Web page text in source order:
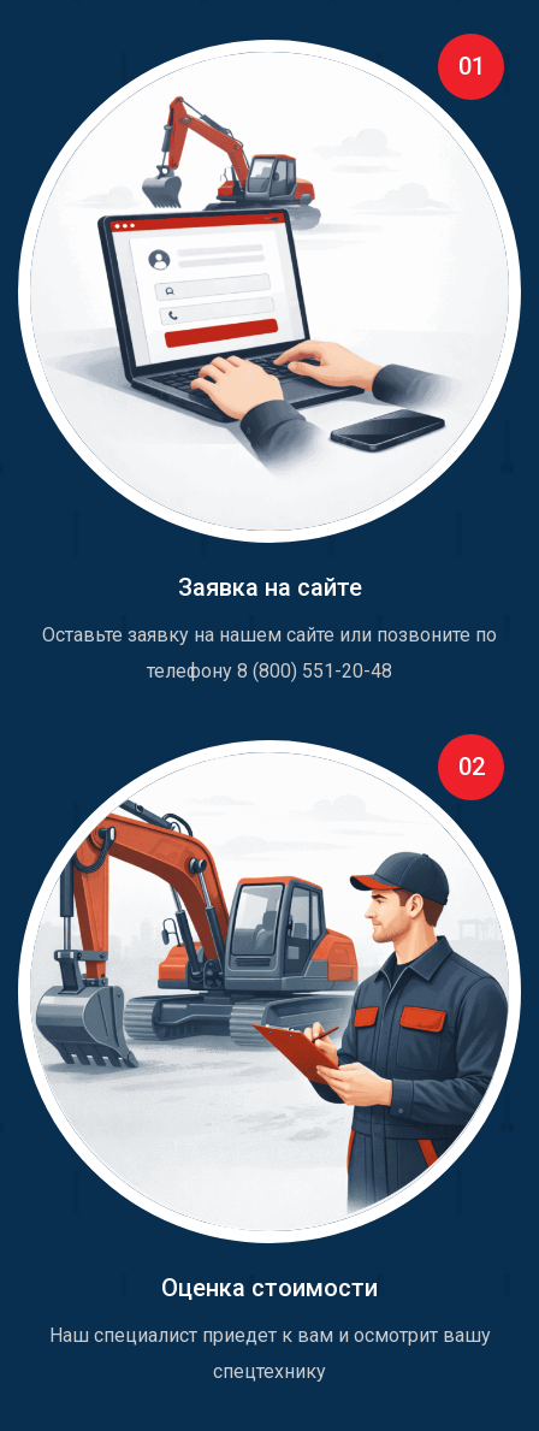
01
Заявка на сайте
Оставьте заявку на нашем сайте или позвоните по
телефону 8 (800) 551-20-48
02
Оценка стоимости
Наш специалист приедет к вам и осмотрит вашу
спецтехнику